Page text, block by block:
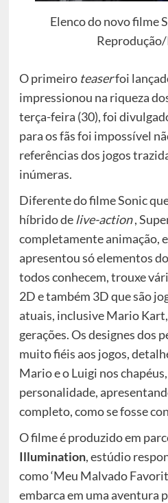
Elenco do novo filme
O primeiro teaserfoi
impressionou na riqueza
terça-feira (30), foi
para os fãs foi impossível
referências dos jogos
inúmeras.
Diferente do filme Sonic
híbrido delive-action,
completamente animação,
apresentou só elementos
todos conhecem, trouxe
2D e também 3D que são
atuais, inclusive Mario
gerações. Os designes dos
muito fiéis aos jogos,
Mario e o Luigi nos
personalidade,
completo, como se fosse
O filme é produzido em
Illumination, estúdio
como ‘Meu Malvado
embarca em uma aventura